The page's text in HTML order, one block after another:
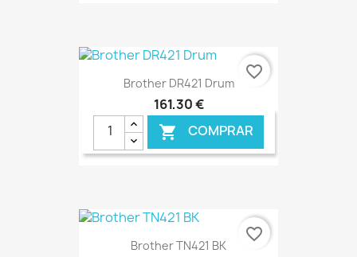
€ ONLINE
Brother DR421 Drum
161,30 €
 COMPRAR
€ ONLINE
favorite_border
Brother TN421 BK
favorite_border